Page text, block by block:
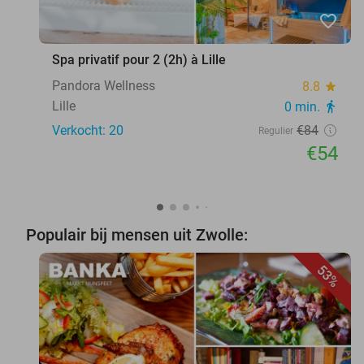
favorite_border
Spa privatif pour 2 (2h) à Lille
Pandora Wellness
8.8 star
Lille 0 min. directions_walk
Verkocht: 20 Regulier €84
€54
Populair bij mensen uit Zwolle:
53%